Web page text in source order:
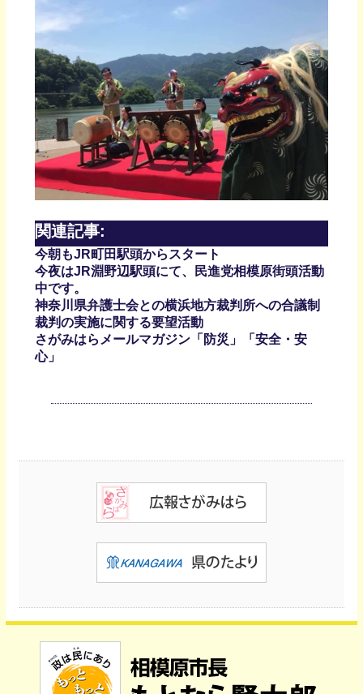
関連記事:
今朝もJR町田駅頭からスタート
今夜はJR淵野辺駅頭にて、民進党相模原街頭活動
中です。
神奈川県弁護士会との横浜地方裁判所への合議制
裁判の実施に関する要望活動
さがみはらメールマガジン「防災」「安全・安
心」